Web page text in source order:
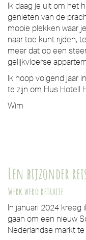
Ik daag je uit om het
genieten van de
mooie plekken waar
naar toe kunt rijden,
meer dat op een
gelijkvloerse
Ik hoop volgend jaar
te zijn om Hus Hotell
Wim
Een bijzonder
Werk werd retraite
In januari 2024 kreeg
gaan om een nieuw
Nederlandse markt